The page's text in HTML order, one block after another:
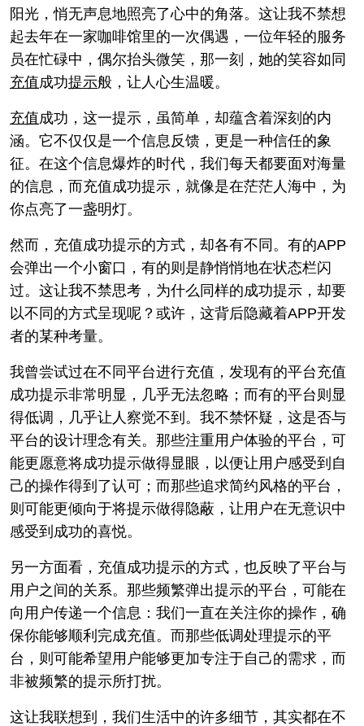
阳光，悄无声息地照亮了心中的角落。这让我不禁想
起去年在一家咖啡馆里的一次偶遇，一位年轻的服务
员在忙碌中，偶尔抬头微笑，那一刻，她的笑容如同
充值成功提示般，让人心生温暖。
充值成功，这一提示，虽简单，却蕴含着深刻的内
涵。它不仅仅是一个信息反馈，更是一种信任的象
征。在这个信息爆炸的时代，我们每天都要面对海量
的信息，而充值成功提示，就像是在茫茫人海中，为
你点亮了一盏明灯。
然而，充值成功提示的方式，却各有不同。有的APP
会弹出一个小窗口，有的则是静悄悄地在状态栏闪
过。这让我不禁思考，为什么同样的成功提示，却要
以不同的方式呈现呢？或许，这背后隐藏着APP开发
者的某种考量。
我曾尝试过在不同平台进行充值，发现有的平台充值
成功提示非常明显，几乎无法忽略；而有的平台则显
得低调，几乎让人察觉不到。我不禁怀疑，这是否与
平台的设计理念有关。那些注重用户体验的平台，可
能更愿意将成功提示做得显眼，以便让用户感受到自
己的操作得到了认可；而那些追求简约风格的平台，
则可能更倾向于将提示做得隐蔽，让用户在无意识中
感受到成功的喜悦。
另一方面看，充值成功提示的方式，也反映了平台与
用户之间的关系。那些频繁弹出提示的平台，可能在
向用户传递一个信息：我们一直在关注你的操作，确
保你能够顺利完成充值。而那些低调处理提示的平
台，则可能希望用户能够更加专注于自己的需求，而
非被频繁的提示所打扰。
这让我联想到，我们生活中的许多细节，其实都在不